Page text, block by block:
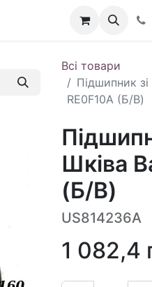
Всі товари
Підшипник
RE0F10A (Б/В)
Шківа
(Б/В)
US814236A
1 082,4